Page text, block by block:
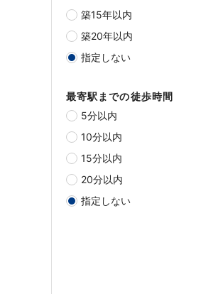
築15年以内
築20年以内
指定しない
最寄駅までの徒歩時間
5分以内
10分以内
15分以内
20分以内
指定しない